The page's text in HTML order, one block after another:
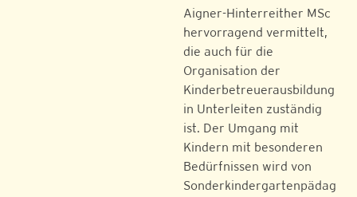
Aigner-Hinterreither MSc
hervorragend vermittelt,
die auch für die
Organisation der
Kinderbetreuerausbildung
in Unterleiten zuständig
ist. Der Umgang mit
Kindern mit besonderen
Bedürfnissen wird von
Sonderkindergartenpädag